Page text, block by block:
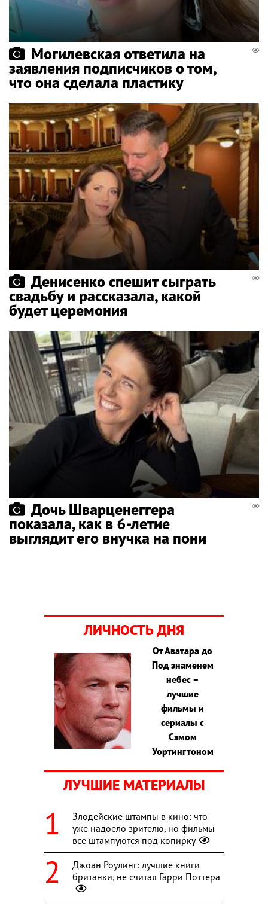
Могилевская ответила на
заявления подписчиков о том,
что она сделала пластику
Денисенко спешит сыграть
свадьбу и рассказала, какой
будет церемония
Дочь Шварценеггера
показала, как в 6-летие
выглядит его внучка на пони
ЛИЧНОСТЬ ДНЯ
От Аватара до
Под знаменем
небес –
лучшие
фильмы и
сериалы с
Сэмом
Уортингтоном
ЛУЧШИЕ МАТЕРИАЛЫ
Злодейские штампы в кино: что
уже надоело зрителю, но фильмы
все штампуются под копирку
Джоан Роулинг: лучшие книги
британки, не считая Гарри Поттера